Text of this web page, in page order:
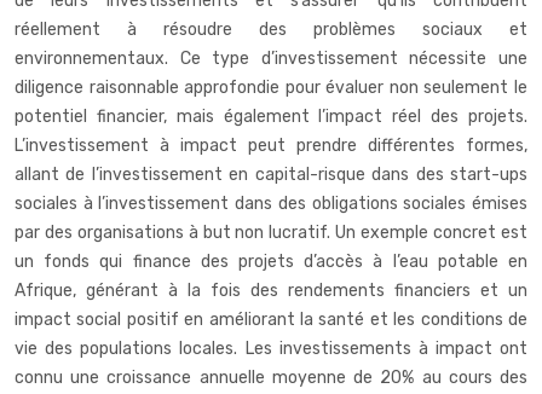
réellement à résoudre des problèmes sociaux et
environnementaux. Ce type d’investissement nécessite une
diligence raisonnable approfondie pour évaluer non seulement le
potentiel financier, mais également l’impact réel des projets.
L’investissement à impact peut prendre différentes formes,
allant de l’investissement en capital-risque dans des start-ups
sociales à l’investissement dans des obligations sociales émises
par des organisations à but non lucratif. Un exemple concret est
un fonds qui finance des projets d’accès à l’eau potable en
Afrique, générant à la fois des rendements financiers et un
impact social positif en améliorant la santé et les conditions de
vie des populations locales. Les investissements à impact ont
connu une croissance annuelle moyenne de 20% au cours des